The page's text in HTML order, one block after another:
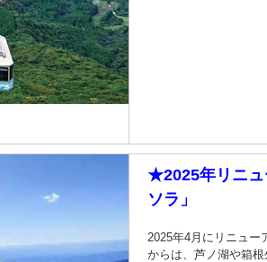
★2025年リニュ
ソラ」
2025年4月にリニュー
からは、芦ノ湖や箱